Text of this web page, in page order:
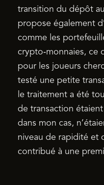
transition du dépôt
propose également
comme les
crypto‑monnaies, ce
pour les joueurs
testé une petite
le traitement a été
de transaction
dans mon cas,
niveau de rapidité et
contribué à une